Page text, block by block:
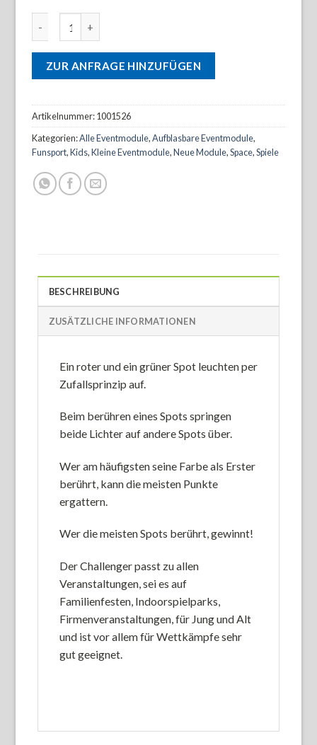
ZUR ANFRAGE HINZUFÜGEN
Artikelnummer:1001526
Kategorien:Alle Eventmodule,Aufblasbare Eventmodule,
Funsport,Kids,Kleine Eventmodule,Neue Module,Space,Spiele
BESCHREIBUNG
ZUSÄTZLICHE INFORMATIONEN
Ein roter und ein grüner Spot leuchten per
Zufallsprinzip auf.
Beim berühren eines Spots springen
beide Lichter auf andere Spots über.
Wer am häufigsten seine Farbe als Erster
berührt, kann die meisten Punkte
ergattern.
Wer die meisten Spots berührt, gewinnt!
Der Challenger passt zu allen
Veranstaltungen, sei es auf
Familienfesten, Indoorspielparks,
Firmenveranstaltungen, für Jung und Alt
und ist vor allem für Wettkämpfe sehr
gut geeignet.